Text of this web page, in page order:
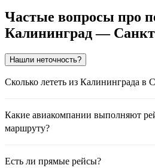
Частые вопросы про
Калининград —
Нашли неточность?
Сколько лететь из Калининграда в
Какие авиакомпании выполняют
маршруту?
Есть ли прямые рейсы?